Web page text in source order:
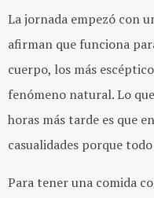
La jornada empezó con
afirman que funciona
cuerpo, los más
fenómeno natural. Lo
horas más tarde es que
casualidades porque
Para tener una comida